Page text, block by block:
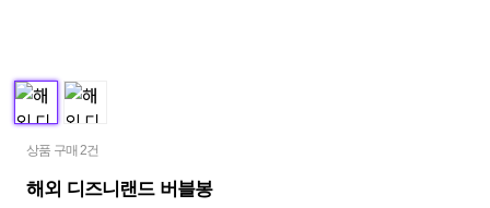
상품 구매 2건
해외 디즈니랜드 버블봉